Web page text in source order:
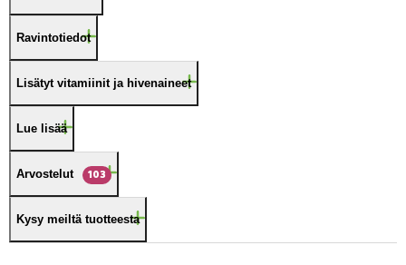
Ravintotiedot
Lisätyt vitamiinit ja hivenaineet
Lue lisää
Arvostelut 103
Kysy meiltä tuotteesta